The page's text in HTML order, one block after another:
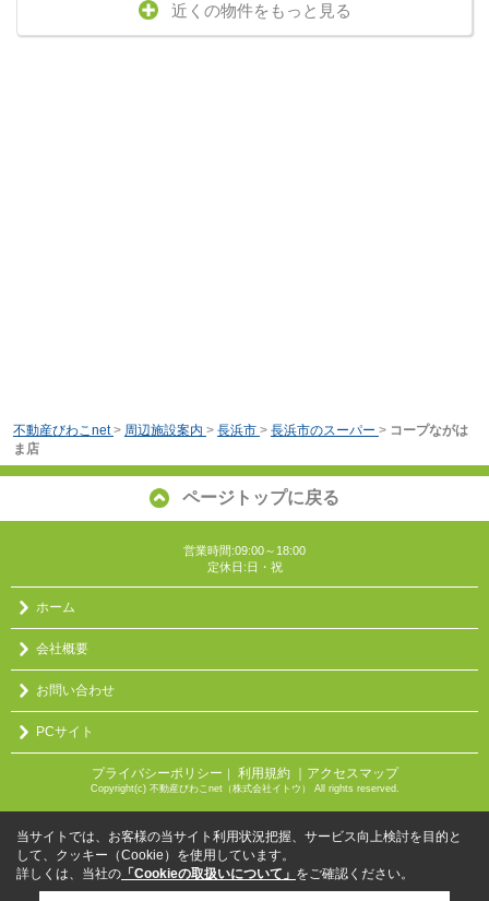
近くの物件をもっと見る
不動産びわこnet > 周辺施設案内 > 長浜市 > 長浜市のスーパー > コープながは
ま店
ページトップに戻る
営業時間:09:00～18:00
定休日:日・祝
ホーム
会社概要
お問い合わせ
PCサイト
プライバシーポリシー ｜ 利用規約 ｜アクセスマップ
Copyright(c) 不動産びわこnet（株式会社イトウ） All rights reserved.
当サイトでは、お客様の当サイト利用状況把握、サービス向上検討を目的と
して、クッキー（Cookie）を使用しています。
詳しくは、当社の 「Cookieの取扱いについて」 をご確認ください。